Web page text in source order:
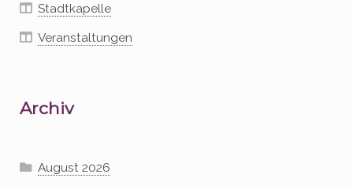
Stadtkapelle
Veranstaltungen
Archiv
August 2026